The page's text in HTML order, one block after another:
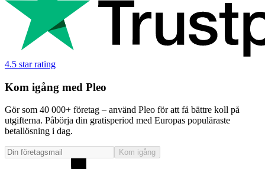
4.5 star rating
Kom igång med Pleo
Gör som 40 000+ företag – använd Pleo för att få bättre koll på
utgifterna. Påbörja din gratisperiod med Europas populäraste
betallösning i dag.
Kom igång